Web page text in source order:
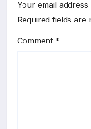
Your email
Required fields are
Comment *